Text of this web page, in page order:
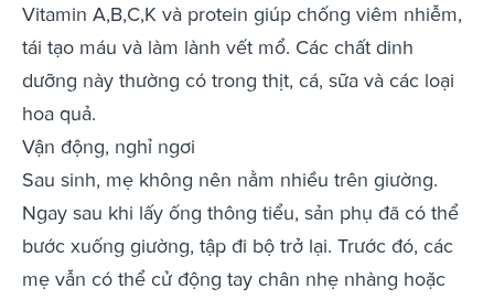
Vitamin A,B,C,K và protein giúp chống viêm nhiễm,
tái tạo máu và làm lành vết mổ. Các chất dinh
dưỡng này thường có trong thịt, cá, sữa và các loại
hoa quả.
Vận động, nghỉ ngơi
Sau sinh, mẹ không nên nằm nhiều trên giường.
Ngay sau khi lấy ống thông tiểu, sản phụ đã có thể
bước xuống giường, tập đi bộ trở lại. Trước đó, các
mẹ vẫn có thể cử động tay chân nhẹ nhàng hoặc